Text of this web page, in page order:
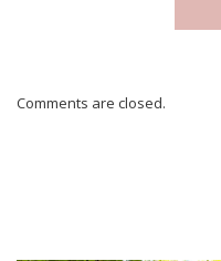
Comments are closed.